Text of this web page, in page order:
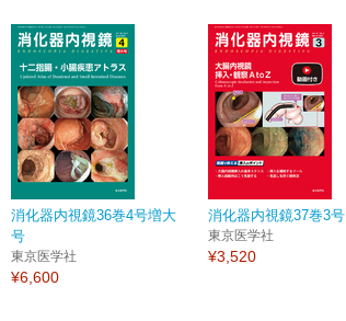
消化器内視鏡36巻4号増大
号
東京医学社
¥6,600
消化器内視鏡37巻3号
東京医学社
¥3,520